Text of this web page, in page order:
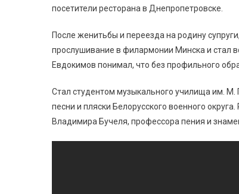
посетители ресторана в Днепропетровске.
После женитьбы и переезда на родину
прослушивание в филармонии Минска и стал
Евдокимов понимал, что без профильного
Стал студентом музыкального училища им. М.
песни и пляски Белорусского военного
Владимира Бучеля, профессора пения и